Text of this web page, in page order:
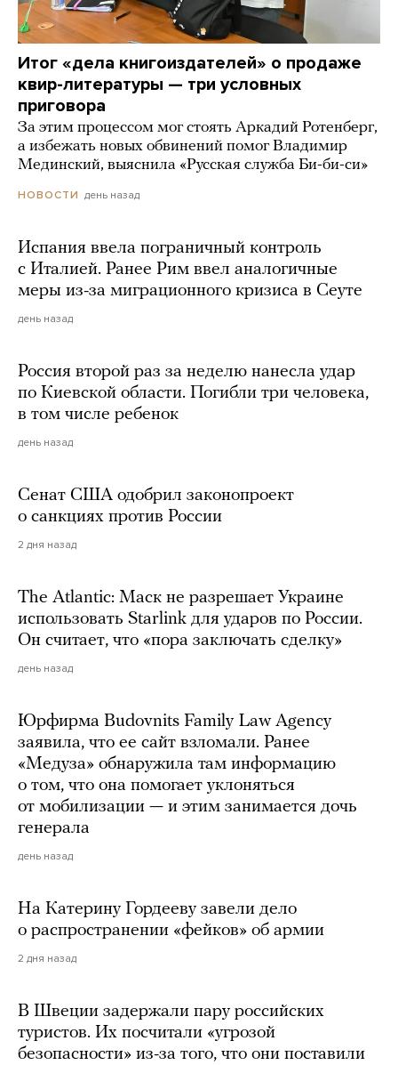
Итог «дела книгоиздателей» о продаже
квир-литературы — три условных
приговора
За этим процессом мог стоять Аркадий Ротенберг,
а избежать новых обвинений помог Владимир
Мединский, выяснила «Русская служба Би-би-си»
НОВОСТИ день назад
Испания ввела пограничный контроль
с Италией. Ранее Рим ввел аналогичные
меры из-за миграционного кризиса в Сеуте
день назад
Россия второй раз за неделю нанесла удар
по Киевской области. Погибли три человека,
в том числе ребенок
день назад
Сенат США одобрил законопроект
о санкциях против России
2 дня назад
The Atlantic: Маск не разрешает Украине
использовать Starlink для ударов по России.
Он считает, что «пора заключать сделку»
день назад
Юрфирма Budovnits Family Law Agency
заявила, что ее сайт взломали. Ранее
«Медуза» обнаружила там информацию
о том, что она помогает уклоняться
от мобилизации — и этим занимается дочь
генерала
день назад
На Катерину Гордееву завели дело
о распространении «фейков» об армии
2 дня назад
В Швеции задержали пару российских
туристов. Их посчитали «угрозой
безопасности» из-за того, что они поставили